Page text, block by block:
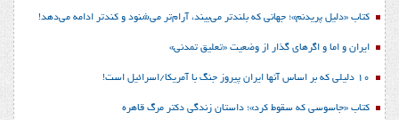
کتاب «دلیل پریدنم»؛ جهانی که بلندتر می‌بیند، آرام‌تر می‌شنود و کندتر ادامه می‌دهد!
ایران و اما و اگرهای گذار از وضعیت «تعلیق تمدنی»
10 دلیلی که بر اساس آنها ایران پیروز جنگ با آمریکا/اسرائیل است!
کتاب «جاسوسی که سقوط کرد»؛ داستان زندگی دکتر مرگ قاهره